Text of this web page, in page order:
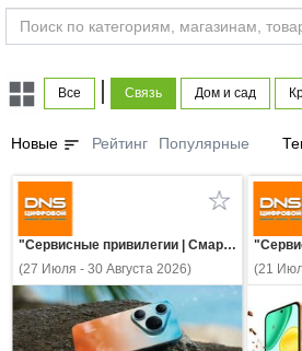
Все Связь Дом и сад
Новые sort Рейтинг Популярные
"Сервисные привилегии | Смартфоны HUAWEI серии Pura 90s"
(27 Июля - 30 Августа 2026)
(21